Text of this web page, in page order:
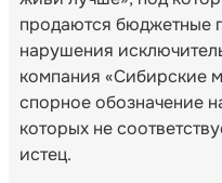
продаются бюджетные
нарушения
компания «Сибирские
спорное обозначение
которых не
истец.